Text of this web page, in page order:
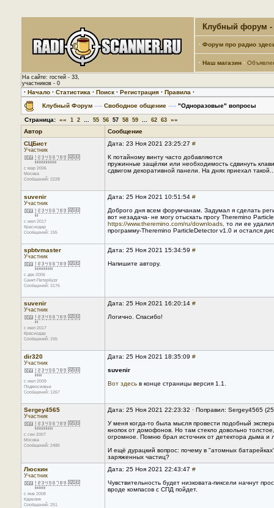
Клубный форум -
· Форум про радио
· Наш магазин ·
На сайте: гостей - 33,
участников - 0
· Начало · Статистика · Поиск · Регистрация · Правила ·
Клубный Форум —› Свободное общение —› "Одноразовые" вопросы
Страница: «« 1 2 55 56 57 58 59 62 63 »»
Автор
Сообщение
СЦБист
Участник
с мар 2006
Москва
Сообщений: 2228
Дата: 23 Ноя 2021 23:25:27 #
К потайному винту часто добавляются
пружинные защёлки или необходимость сдвинуть
сдвигом декоративной панели. На днях приехал
suvenir
Участник
с июл 2017
Краснодар
Сообщений: 155
Дата: 25 Ноя 2021 10:51:54 #
Доброго дня всем форумчанам. Задумал я сделать
вот незадача- не могу отыскать прогу Theremino
https://www.theremino.com/ru/downloads, то ли ее
программу-Theremino ParticleDetector v1.0 и остался
spbtvmaster
Участник
с дек 2006
Санкт-Петербург
Сообщений: 3176
Дата: 25 Ноя 2021 15:34:59 #
Напишите автору.
suvenir
Участник
с июл 2017
Краснодар
Сообщений: 155
Дата: 25 Ноя 2021 16:20:14 #
Логично. Спасибо!
dir320
Участник
с июл 2009
Подмосковье
Сообщений: 1267
Дата: 25 Ноя 2021 18:35:09 #
suvenir
Вот здесь в конце страницы версия 1.1.
Sergey4565
Участник
с сен 2007
Москва
Сообщений: 2485
Дата: 25 Ноя 2021 22:23:32 · Поправил: Sergey4565
У меня когда-то была мысля провести подобный
кнопок от домофонов. Но там стекло довольно
огромное. Помню брал источник от детектора дыма и
И ещё дурацкий вопрос: почему в "атомных
заряженных частиц?
Люскин
Участник
с янв 2008
Карелия
Сообщений: 251
Дата: 25 Ноя 2021 22:43:47 #
Чувствительность будет низковата-пиксели начнут
вроде компасов с СПД пойдет.